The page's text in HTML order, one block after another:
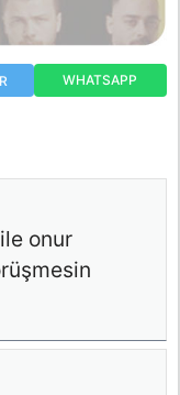
WHATSAPP
onur